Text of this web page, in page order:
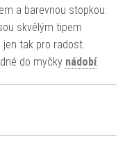
a barevnou stopkou.
skvělým tipem
tak pro radost.
do myčky nádobí.